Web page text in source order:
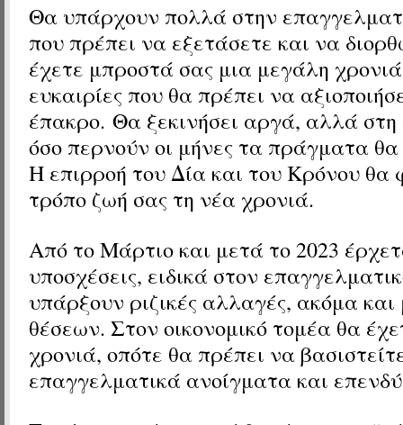
Θα υπάρχουν πολλά στην
που πρέπει να εξετάσετε και να
έχετε μπροστά σας μια μεγάλη
ευκαιρίες που θα πρέπει να
έπακρο. Θα ξεκινήσει αργά, αλλά στη
όσο περνούν οι μήνες τα πράγματα
Η επιρροή του Δία και του Κρόνου θα
τρόπο ζωή σας τη νέα χρονιά.
Από το Μάρτιο και μετά το 2023
υποσχέσεις, ειδικά στον
υπάρξουν ριζικές αλλαγές, ακόμα και
θέσεων. Στον οικονομικό τομέα θα
χρονιά, οπότε θα πρέπει να
επαγγελματικά ανοίγματα και